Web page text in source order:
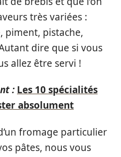
très variées :
piment, pistache,
dire que si vous
allez être servi !
: Les 10 spécialités
absolument
fromage particulier
pâtes, nous vous